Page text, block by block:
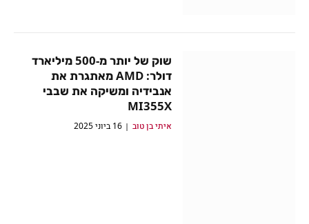
שוק של יותר מ-500 מיליארד
דולר: AMD מאתגרת את
אנבידיה ומשיקה את שבבי
MI355X
איתי בן טוב 16 ביוני 2025